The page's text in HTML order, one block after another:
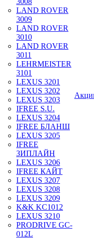
LAND ROVER
3009
LAND ROVER
3010
LAND ROVER
3011
LEHRMEISTER
3101
LEXUS 3201
LEXUS 3202
LEXUS 3203
IFREE S.U.
LEXUS 3204
IFREE БЛАНШ
LEXUS 3205
IFREE
ЗИПЛАЙН
LEXUS 3206
IFREE КАЙТ
LEXUS 3207
LEXUS 3208
LEXUS 3209
K&K KC1012
LEXUS 3210
PRODRIVE GC-
012L